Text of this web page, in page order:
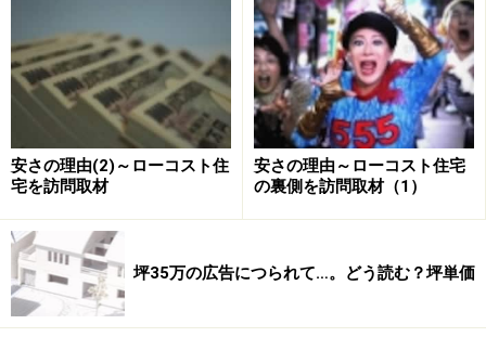
これらからまず言えることは、自動横滑り的にフラット
35Sも受けられるのは、（3)の、「長期優良住宅が受け
られる人」が分かりやすいですが、そのほかの方でも、
いずれか1つ以上満たせばいいわけですので、「耐震等
級３」または「バリアフリー４」以上を満たしている人
も、自動的にフラット35Sを使えることになります。
さて一番の難関の壁は、省エネ性能部分。次ページでど
んな人なら受けられるか説明します。
安さの理由(2)～ローコスト住
宅を訪問取材
安さの理由～ローコスト住宅
の裏側を訪問取材（1）
坪35万の広告につられて…。どう読む？坪単価